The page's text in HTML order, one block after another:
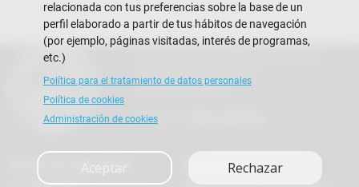
Campus Gustavo Galindo
Guayaquil - Ecuador
Teléfono:
Buzón de sugerencias
Repositorio FIEC
relacionada con tus preferencias sobre la base de un
perfil elaborado a partir de tus hábitos de navegación
(por ejemplo, páginas visitadas, interés de programas,
etc.)
Política para el tratamiento de datos personales
Política de cookies
Administración de cookies
Rechazar